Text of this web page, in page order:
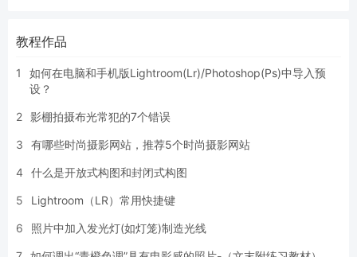
教程作品
1
如何在电脑和手机版Lightroom(Lr)/Photoshop(Ps)中导入预
设？
2 影棚拍摄布光常犯的7个错误
3 有哪些时尚摄影网站，推荐5个时尚摄影网站
4 什么是开放式构图和封闭式构图
5 Lightroom（LR）常用快捷键
6 照片中加入发光灯(如灯笼)制造光线